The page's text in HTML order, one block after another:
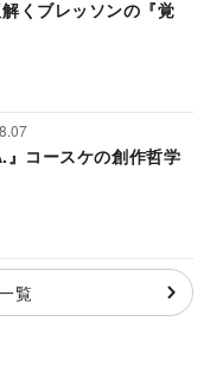
くブレッソンの『覚
』コースケの創作哲学
覧